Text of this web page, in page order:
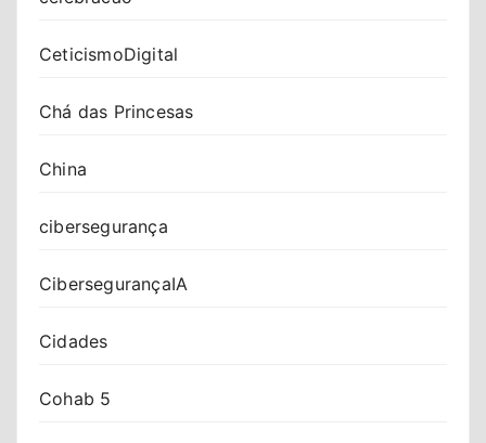
CeticismoDigital
Chá das Princesas
China
cibersegurança
CibersegurançaIA
Cidades
Cohab 5